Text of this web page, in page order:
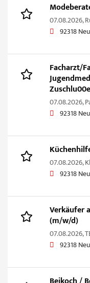
07.08.2026,
92318
Facharzt/
07.08.2026,
92318
07.08.2026,
92318
Verkäufer
(m/w/d)
07.08.2026,
92318